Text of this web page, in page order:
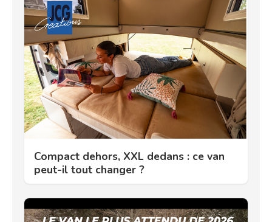
Compact dehors, XXL dedans : ce van
peut-il tout changer ?